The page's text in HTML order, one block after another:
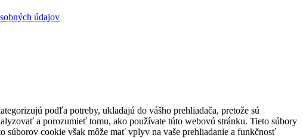
údajov
podľa potreby, ukladajú do vášho prehliadača, pretože sú
a porozumieť tomu, ako používate túto webovú stránku. Tieto súbory
cookie však môže mať vplyv na vaše prehliadanie a funkčnosť